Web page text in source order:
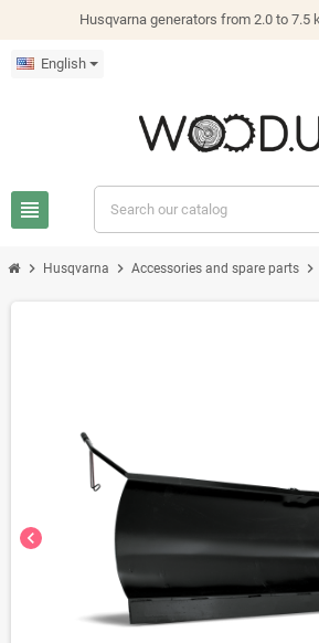
Husqvarna generators from 2.0 to 7.5
English
view_headline
chevron_right Husqvarna chevron_right Accessories and spare parts chevron_right
chevron_left